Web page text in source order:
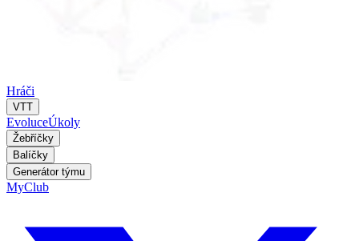
Hráči
VTT
EvoluceÚkoly
Žebříčky
Balíčky
Generátor týmu
MyClub